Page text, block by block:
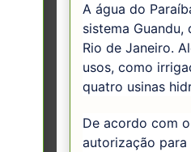
A água do
sistema
Rio de Janeiro.
usos, como
quatro usinas
De acordo com
autorização para